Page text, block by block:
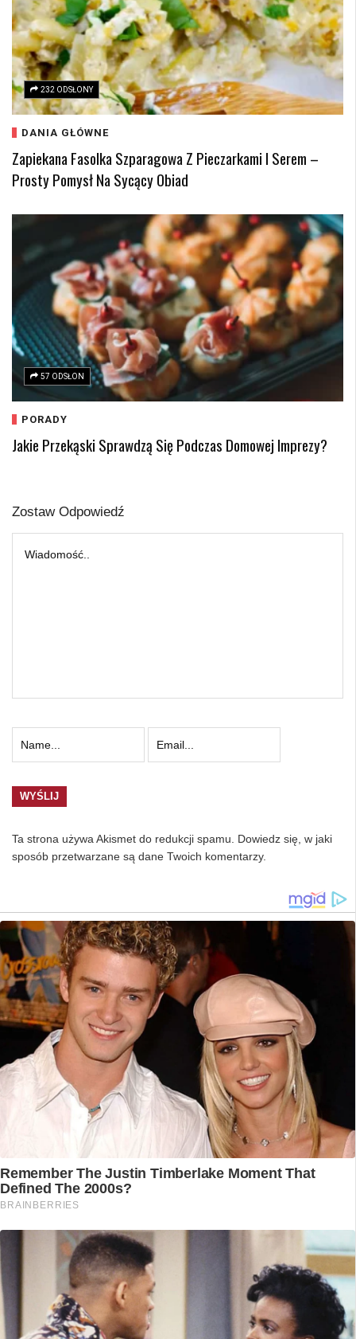
232 ODSŁONY
DANIA GŁÓWNE
Zapiekana Fasolka Szparagowa Z Pieczarkami I Serem –
Prosty Pomysł Na Sycący Obiad
57 ODSŁON
PORADY
Jakie Przekąski Sprawdzą Się Podczas Domowej Imprezy?
Zostaw Odpowiedź
Ta strona używa Akismet do redukcji spamu. Dowiedz się, w jaki
sposób przetwarzane są dane Twoich komentarzy.